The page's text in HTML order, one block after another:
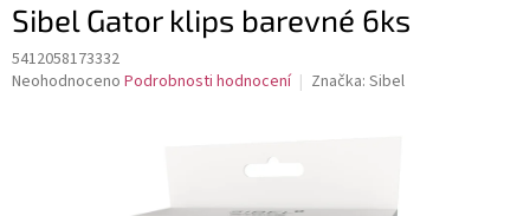
Sibel Gator klips barevné 6ks
5412058173332
Průměrné
Neohodnoceno Podrobnosti hodnocení Značka: Sibel